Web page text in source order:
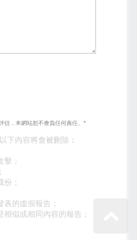
估，本網站恕不會負任何責任。*
下內容將會被刪除︰
；
；
的虛假報告；
似或相同內容的報告；